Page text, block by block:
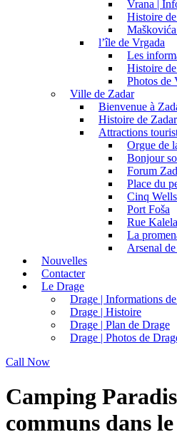
Vrana |
Histoire
l’île de Vrgada
Les
Histoire
Photos de
Ville de Zadar
Bienvenue à
Histoire de Zadar
Attractions
Orgue de
Bonjour
Forum
Place du
Cinq
Port Foša
Rue
La
Arsenal
Nouvelles
Contacter
Le Drage
Drage | Informations de
Drage | Histoire
Drage | Plan de Drage
Drage | Photos de
Call Now
Camping
communs dans